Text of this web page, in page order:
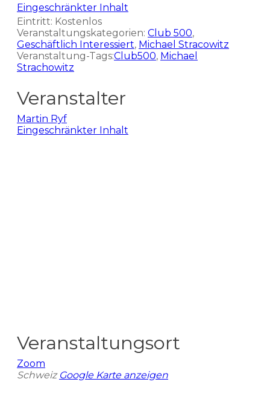
Eingeschränkter Inhalt
Eintritt: Kostenlos
Veranstaltungskategorien: Club 500,
Geschäftlich Interessiert, Michael Stracowitz
Veranstaltung-Tags:Club500, Michael
Strachowitz
Veranstalter
Martin Ryf
Eingeschränkter Inhalt
Veranstaltungsort
Zoom
Schweiz Google Karte anzeigen